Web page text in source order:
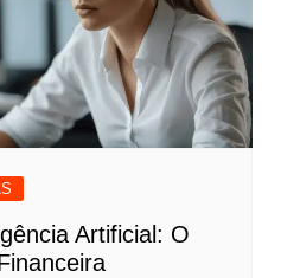
Artificial: O